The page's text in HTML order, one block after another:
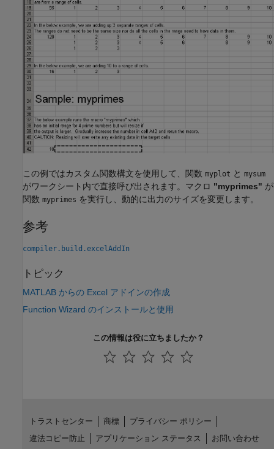
この例ではカスタム関数構文を使用して、関数 myplot と mysum
がワークシート内で直接呼び出されます。マクロ "myprimes" が
関数 myprimes を実行し、動的に出力のサイズを変更します。
参考
compiler.build.excelAddIn
トピック
MATLAB からの Excel アドインの作成
Function Wizard のインストールと使用
この情報は役に立ちましたか？
トラストセンター 商標
プライバシー ポリシー
違法コピー防止
アプリケーション ステータス お問い合わせ